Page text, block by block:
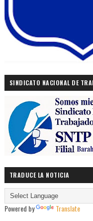
SINDICATO NACIONAL DE
TRADUCE LA NOTICIA
Powered by Translate